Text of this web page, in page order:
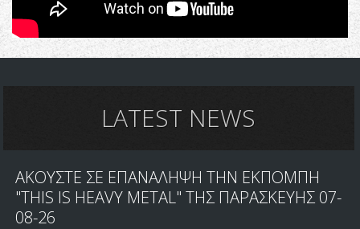
LATEST NEWS
ΑΚΟΥΣΤΕ ΣΕ ΕΠΑΝΑΛΗΨΗ ΤΗΝ ΕΚΠΟΜΠΗ
"THIS IS HEAVY METAL" ΤΗΣ ΠΑΡΑΣΚΕΥΗΣ 07-
08-26